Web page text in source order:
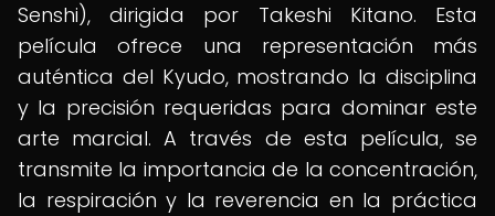
Senshi), dirigida por Takeshi Kitano. Esta
película ofrece una representación más
auténtica del Kyudo, mostrando la disciplina
y la precisión requeridas para dominar este
arte marcial. A través de esta película, se
transmite la importancia de la concentración,
la respiración y la reverencia en la práctica